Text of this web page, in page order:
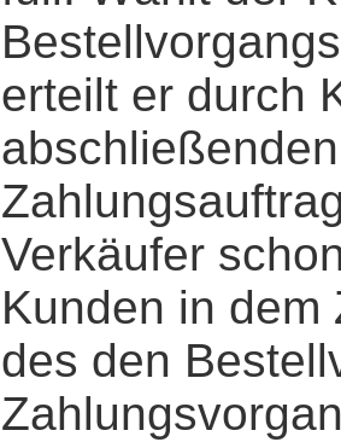
erteilt er durch
Verkäufer
Kunden in
des den